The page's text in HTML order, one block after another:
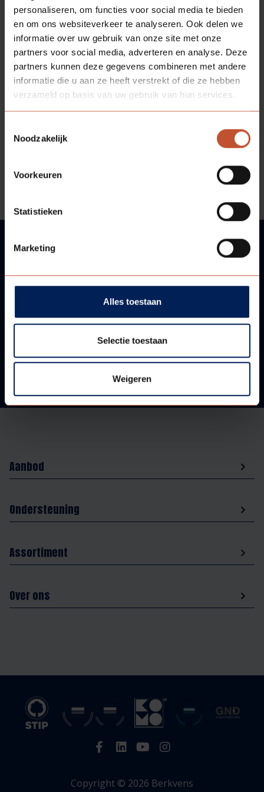
personaliseren, om functies voor social media te bieden
en om ons websiteverkeer te analyseren. Ook delen we
informatie over uw gebruik van onze site met onze
partners voor social media, adverteren en analyse. Deze
partners kunnen deze gegevens combineren met andere
informatie die u aan ze heeft verstrekt of die ze hebben
verzameld op basis van uw gebruik van hun services.
Noodzakelijk
Voorkeuren
Statistieken
Marketing
Alles toestaan
Selectie toestaan
Weigeren
Technische informatie - Technische
informatie
BESCHIKBAREKLEUREN
* Let op: genoemde NCS/RAL kleuren zijn bij
benadering. Door unieke oppervlakte structuur en/of
kleurnummer niet mogelijk. Voor een
waarheidsgetrouwe weergave is bemonstering op
VRAGEN?
WIJ HELPEN U GRAAG!
Neem contact met ons op!
Aanbod
Ondersteuning
Assortiment
Over ons
Copyright © 2026 Berkvens